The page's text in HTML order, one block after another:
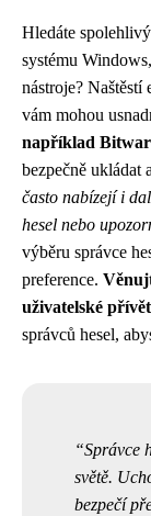
Hledáte
systému
nástroje?
vám mohou
například
bezpečně ukládat
často nabízejí i
hesel nebo
výběru správce
preference.
uživatelské
správců hesel,
Správce
světě.
bezpečí